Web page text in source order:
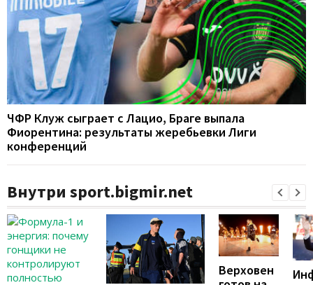
ЧФР Клуж сыграет с Лацио, Браге выпала
Фиорентина: результаты жеребьевки Лиги
конференций
Внутри sport.bigmir.net
Верховен